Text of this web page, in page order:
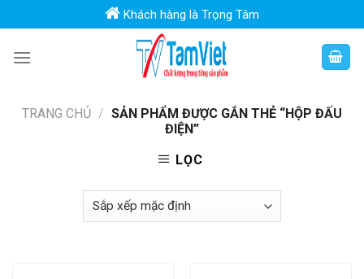
to
content
Khách hàng là Trọng Tâm
TRANG CHỦ / SẢN PHẨM ĐƯỢC GẮN THẺ “HỘP ĐẤU
ĐIỆN”
LỌC